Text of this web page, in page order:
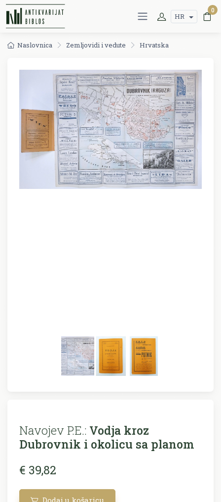
HR
0
Naslovnica Zemljovidi i vedute Hrvatska
Navojev P.E.: Vodja kroz
Dubrovnik i okolicu sa planom
€ 39,82